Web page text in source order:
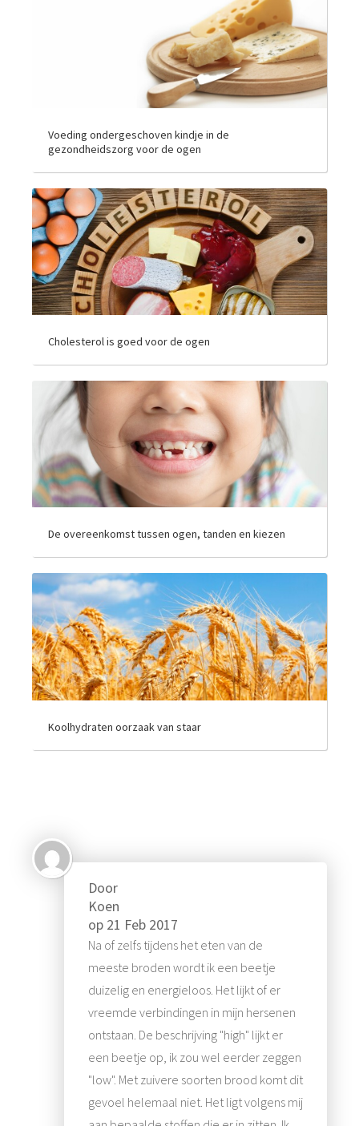
Voeding ondergeschoven kindje in de
gezondheidszorg voor de ogen
Cholesterol is goed voor de ogen
De overeenkomst tussen ogen, tanden en kiezen
Koolhydraten oorzaak van staar
Door
Koen
op 21 Feb 2017
Na of zelfs tijdens het eten van de
meeste broden wordt ik een beetje
duizelig en energieloos. Het lijkt of er
vreemde verbindingen in mijn hersenen
ontstaan. De beschrijving "high" lijkt er
een beetje op, ik zou wel eerder zeggen
"low". Met zuivere soorten brood komt dit
gevoel helemaal niet. Het ligt volgens mij